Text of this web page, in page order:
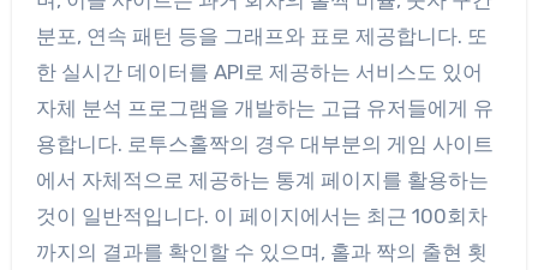
분포, 연속 패턴 등을 그래프와 표로 제공합니다. 또
한 실시간 데이터를 API로 제공하는 서비스도 있어
자체 분석 프로그램을 개발하는 고급 유저들에게 유
용합니다. 로투스홀짝의 경우 대부분의 게임 사이트
에서 자체적으로 제공하는 통계 페이지를 활용하는
것이 일반적입니다. 이 페이지에서는 최근 100회차
까지의 결과를 확인할 수 있으며, 홀과 짝의 출현 횟